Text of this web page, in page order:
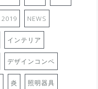
2019 NEWS
インテリア
デザインコンペ
炎 照明器具